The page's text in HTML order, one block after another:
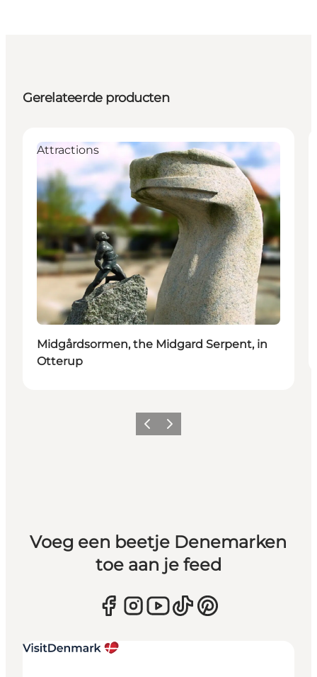
Gerelateerde producten
Attractions
Midgårdsormen, the Midgard Serpent, in
Otterup
Vorige Volgende
Voeg een beetje Denemarken
toe aan je feed